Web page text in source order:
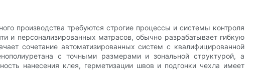
производства требуются строгие процессы и системы контроля
и персонализированных матрасов, обычно разрабатывает гибкую
сочетание автоматизированных систем с квалифицированной
с точными размерами и зональной структурой, а
нанесения клея, герметизации швов и подгонки чехла имеет